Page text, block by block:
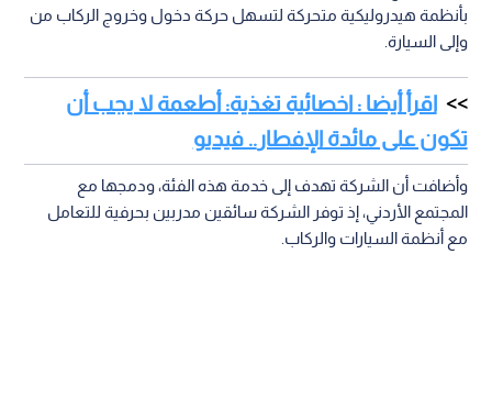
بأنظمة هيدروليكية متحركة لتسهل حركة دخول وخروج الركاب من
وإلى السيارة.
اقرأ أيضا : اخصائية تغذية: أطعمة لا يجب أن
تكون على مائدة الإفطار‎.. فيديو
وأضافت أن الشركة تهدف إلى خدمة هذه الفئة، ودمجها مع
المجتمع الأردني، إذ توفر الشركة سائقين مدربين بحرفية للتعامل
مع أنظمة السيارات والركاب.